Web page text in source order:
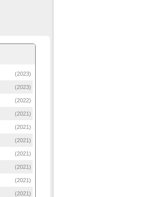
(2023)
(2023)
(2022)
(2021)
(2021)
(2021)
(2021)
(2021)
(2021)
(2021)